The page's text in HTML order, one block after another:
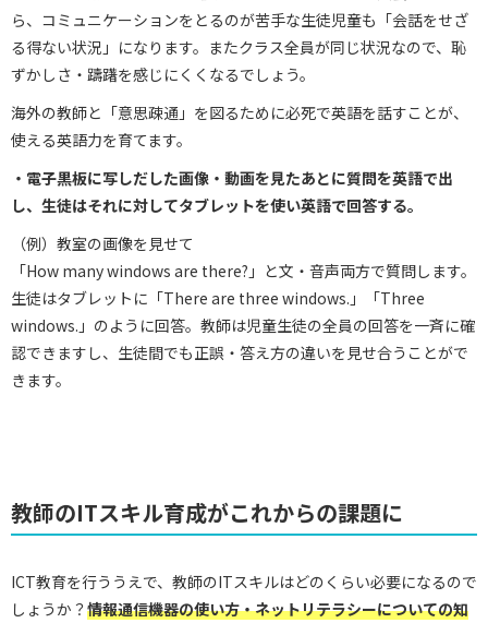
ら、コミュニケーションをとるのが苦手な生徒児童も「会話をせざ
る得ない状況」になります。またクラス全員が同じ状況なので、恥
ずかしさ・躊躇を感じにくくなるでしょう。
海外の教師と「意思疎通」を図るために必死で英語を話すことが、
使える英語力を育てます。
・電子黒板に写しだした画像・動画を見たあとに質問を英語で出
し、生徒はそれに対してタブレットを使い英語で回答する。
（例）教室の画像を見せて
「How many windows are there?」と文・音声両方で質問します。
生徒はタブレットに「There are three windows.」「Three
windows.」のように回答。教師は児童生徒の全員の回答を一斉に確
認できますし、生徒間でも正誤・答え方の違いを見せ合うことがで
きます。
教師のITスキル育成がこれからの課題に
ICT教育を行ううえで、教師のITスキルはどのくらい必要になるので
しょうか？情報通信機器の使い方・ネットリテラシーについての知